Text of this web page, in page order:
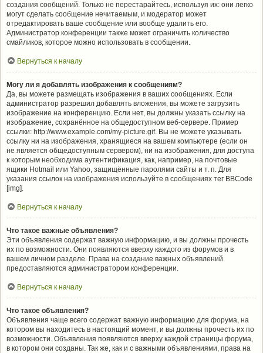
создания сообщений. Только не перестарайтесь, используя их: они легко
могут сделать сообщение нечитаемым, и модератор может
отредактировать ваше сообщение или вообще удалить его.
Администратор конференции также может ограничить количество
смайликов, которое можно использовать в сообщении.
Вернуться к началу
Могу ли я добавлять изображения к сообщениям?
Да, вы можете размещать изображения в ваших сообщениях. Если
администратор разрешил добавлять вложения, вы можете загрузить
изображение на конференцию. Если нет, вы должны указать ссылку на
изображение, сохранённое на общедоступном веб-сервере. Пример
ссылки: http://www.example.com/my-picture.gif. Вы не можете указывать
ссылку ни на изображения, хранящиеся на вашем компьютере (если он
не является общедоступным сервером), ни на изображения, для доступа
к которым необходима аутентификация, как, например, на почтовые
ящики Hotmail или Yahoo, защищённые паролями сайты и т. п. Для
указания ссылок на изображения используйте в сообщениях тег BBCode
[img].
Вернуться к началу
Что такое важные объявления?
Эти объявления содержат важную информацию, и вы должны прочесть
их по возможности. Они появляются вверху каждого из форумов и в
вашем личном разделе. Права на создание важных объявлений
предоставляются администратором конференции.
Вернуться к началу
Что такое объявления?
Объявления чаще всего содержат важную информацию для форума, на
котором вы находитесь в настоящий момент, и вы должны прочесть их по
возможности. Объявления появляются вверху каждой страницы форума,
в котором они созданы. Так же, как и с важными объявлениями, права на